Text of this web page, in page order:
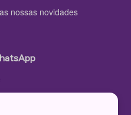
nossas novidades